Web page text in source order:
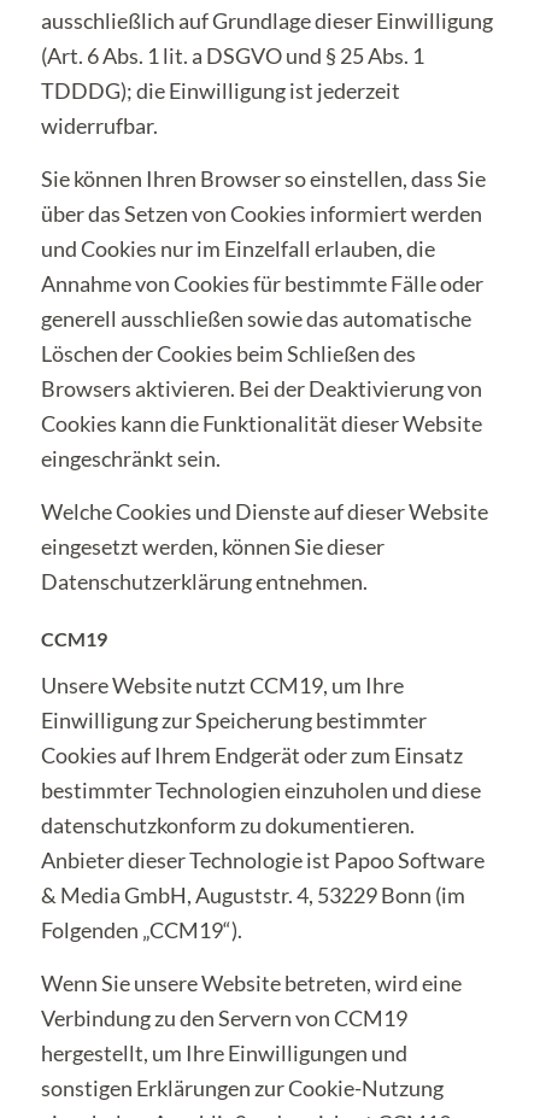
ausschließlich auf Grundlage dieser Einwilligung
(Art. 6 Abs. 1 lit. a DSGVO und § 25 Abs. 1
TDDDG); die Einwilligung ist jederzeit
widerrufbar.
Sie können Ihren Browser so einstellen, dass Sie
über das Setzen von Cookies informiert werden
und Cookies nur im Einzelfall erlauben, die
Annahme von Cookies für bestimmte Fälle oder
generell ausschließen sowie das automatische
Löschen der Cookies beim Schließen des
Browsers aktivieren. Bei der Deaktivierung von
Cookies kann die Funktionalität dieser Website
eingeschränkt sein.
Welche Cookies und Dienste auf dieser Website
eingesetzt werden, können Sie dieser
Datenschutzerklärung entnehmen.
CCM19
Unsere Website nutzt CCM19, um Ihre
Einwilligung zur Speicherung bestimmter
Cookies auf Ihrem Endgerät oder zum Einsatz
bestimmter Technologien einzuholen und diese
datenschutzkonform zu dokumentieren.
Anbieter dieser Technologie ist Papoo Software
& Media GmbH, Auguststr. 4, 53229 Bonn (im
Folgenden „CCM19“).
Wenn Sie unsere Website betreten, wird eine
Verbindung zu den Servern von CCM19
hergestellt, um Ihre Einwilligungen und
sonstigen Erklärungen zur Cookie-Nutzung